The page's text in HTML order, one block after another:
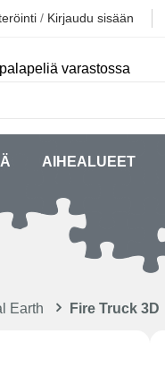
/ Kirjaudu sisään
palapeliä varastossa
AIHEALUEET
Earth Fire Truck 3D